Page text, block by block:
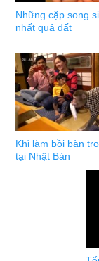
Những cặp song
nhất quả đất
Khỉ làm bồi bàn
tại Nhật Bản